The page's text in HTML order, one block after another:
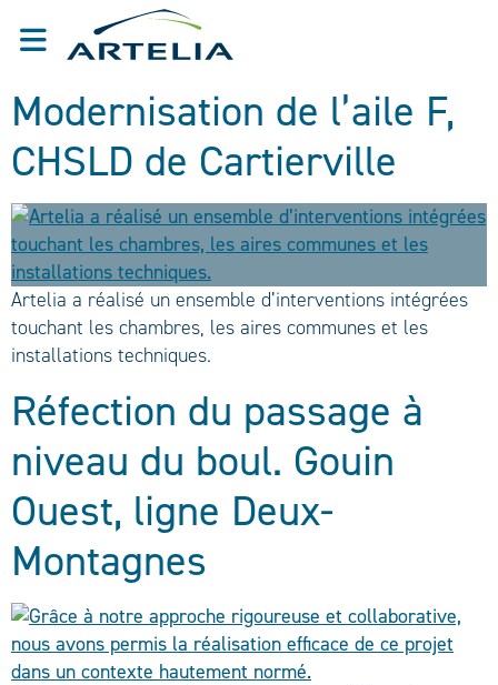
Modernisation de l’aile F,
CHSLD de Cartierville
Artelia a réalisé un ensemble d’interventions intégrées
touchant les chambres, les aires communes et les
installations techniques.
Réfection du passage à
niveau du boul. Gouin
Ouest, ligne Deux-
Montagnes